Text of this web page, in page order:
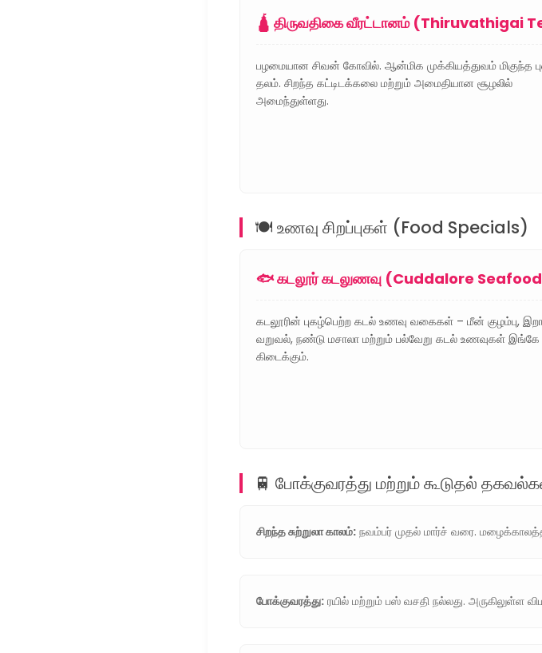
🛕 திருவதிகை வீரட்டானம் (Thiruvathigai
பழமையான சிவன் கோவில். ஆன்மிக முக்கியத்துவம் மிகுந்த
தலம். சிறந்த கட்டிடக்கலை மற்றும் அமைதியான சூழலில்
அமைந்துள்ளது.
🍽️ உணவு சிறப்புகள் (Food Specials)
🐟 கடலூர் கடலுணவு (Cuddalore
கடலூரின் புகழ்பெற்ற கடல் உணவு வகைகள் – மீன் குழம்பு,
வறுவல், நண்டு மசாலா மற்றும் பல்வேறு கடல் உணவுகள் இங்கே
கிடைக்கும்.
🚆 போக்குவரத்து மற்றும் கூடுதல்
சிறந்த சுற்றுலா காலம்:நவம்பர் முதல் மார்ச் வரை.
போக்குவரத்து:ரயில் மற்றும் பஸ் வசதி நல்லது. அருகிலுள்ள